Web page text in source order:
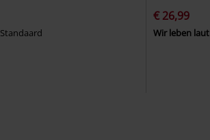
Standaard
€ 26,99
Wir leben laut